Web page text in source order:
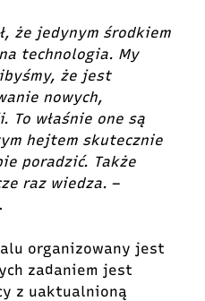
że jedynym środkiem
technologia. My
że jest
nowych,
To właśnie one są
hejtem skutecznie
poradzić. Także
raz wiedza. –
organizowany jest
zadaniem jest
z uaktualnioną